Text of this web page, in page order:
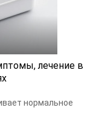
лечение в
нормальное